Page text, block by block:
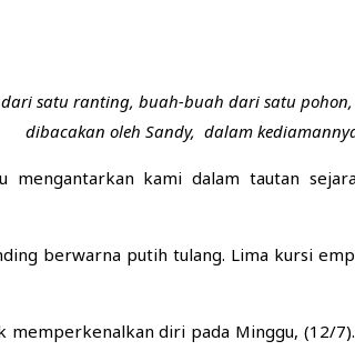
satu ranting, buah-buah dari satu
dibacakan oleh Sandy, dalam
kami dalam tautan
berwarna putih tulang. Lima kursi
diri pada Minggu, (12/